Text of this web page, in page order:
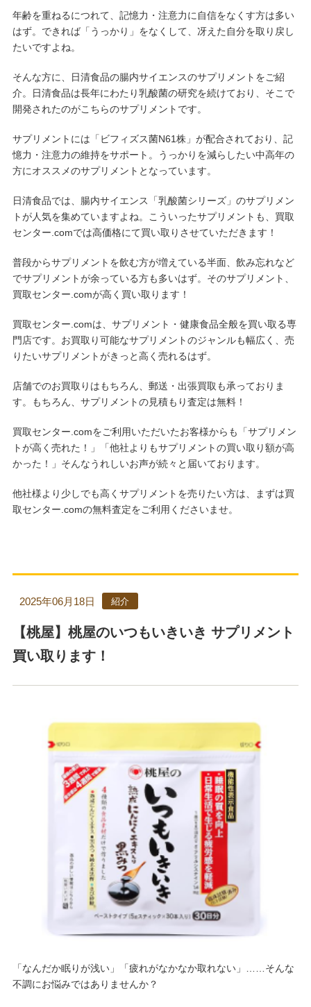
年齢を重ねるにつれて、記憶力・注意力に自信をなくす方は多い
はず。できれば「うっかり」をなくして、冴えた自分を取り戻し
たいですよね。
そんな方に、日清食品の腸内サイエンスのサプリメントをご紹
介。日清食品は長年にわたり乳酸菌の研究を続けており、そこで
開発されたのがこちらのサプリメントです。
サプリメントには「ビフィズス菌N61株」が配合されており、記
憶力・注意力の維持をサポート。うっかりを減らしたい中高年の
方にオススメのサプリメントとなっています。
日清食品では、腸内サイエンス「乳酸菌シリーズ」のサプリメン
トが人気を集めていますよね。こういったサプリメントも、買取
センター.comでは高価格にて買い取りさせていただきます！
普段からサプリメントを飲む方が増えている半面、飲み忘れなど
でサプリメントが余っている方も多いはず。そのサプリメント、
買取センター.comが高く買い取ります！
買取センター.comは、サプリメント・健康食品全般を買い取る専
門店です。お買取り可能なサプリメントのジャンルも幅広く、売
りたいサプリメントがきっと高く売れるはず。
店舗でのお買取りはもちろん、郵送・出張買取も承っておりま
す。もちろん、サプリメントの見積もり査定は無料！
買取センター.comをご利用いただいたお客様からも「サプリメン
トが高く売れた！」「他社よりもサプリメントの買い取り額が高
かった！」そんなうれしいお声が続々と届いております。
他社様より少しでも高くサプリメントを売りたい方は、まずは買
取センター.comの無料査定をご利用くださいませ。
【桃屋】桃屋のいつもいきいき サプリメント
買い取ります！
2025年06月18日 紹介
「なんだか眠りが浅い」「疲れがなかなか取れない」……そんな
不調にお悩みではありませんか？